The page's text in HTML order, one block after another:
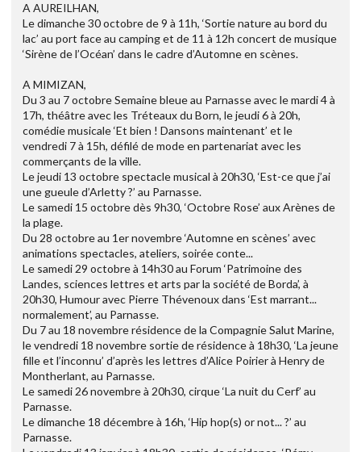
A AUREILHAN,
Le dimanche 30 octobre de 9 à 11h, ‘Sortie nature au bord du
lac’ au port face au camping et de 11 à 12h concert de musique
‘Sirène de l’Océan’ dans le cadre d’Automne en scènes.
A MIMIZAN,
Du 3 au 7 octobre Semaine bleue au Parnasse avec le mardi 4 à
17h, théâtre avec les Tréteaux du Born, le jeudi 6 à 20h,
comédie musicale ‘Et bien ! Dansons maintenant’ et le
vendredi 7 à 15h, défilé de mode en partenariat avec les
commerçants de la ville.
Le jeudi 13 octobre spectacle musical à 20h30, ‘Est-ce que j’ai
une gueule d’Arletty ?’ au Parnasse.
Le samedi 15 octobre dès 9h30, ‘Octobre Rose’ aux Arènes de
la plage.
Du 28 octobre au 1er novembre ‘Automne en scènes’ avec
animations spectacles, ateliers, soirée conte...
Le samedi 29 octobre à 14h30 au Forum ‘Patrimoine des
Landes, sciences lettres et arts par la société de Borda’, à
20h30, Humour avec Pierre Thévenoux dans ‘Est marrant...
normalement’, au Parnasse.
Du 7 au 18 novembre résidence de la Compagnie Salut Marine,
le vendredi 18 novembre sortie de résidence à 18h30, ‘La jeune
fille et l’inconnu’ d’après les lettres d’Alice Poirier à Henry de
Montherlant, au Parnasse.
Le samedi 26 novembre à 20h30, cirque ‘La nuit du Cerf’ au
Parnasse.
Le dimanche 18 décembre à 16h, ‘Hip hop(s) or not... ?’ au
Parnasse.